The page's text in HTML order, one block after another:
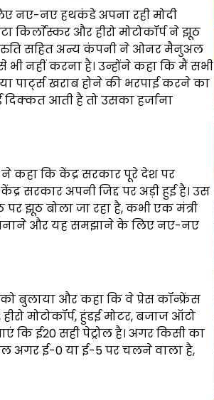
नए-नए हथकंडे अपना रही मोदी
और हीरो मोटोकॉर्प ने झूठ
सहित अन्य कंपनी ने ओनर मैनुअल
नहीं करना है। उन्होंने कहा कि मैं सभी
पार्ट्स खराब होने की भरपाई करने का
आती है तो उसका हर्जाना
ने कहा कि केंद्र सरकार पूरे देश पर
सरकार अपनी जिद्द पर अड़ी हुई है। उस
झूठ बोला जा रहा है, कभी एक मंत्री
मनाने और यह समझाने के लिए नए-नए
बुलाया और कहा कि वे प्रेस कॉन्फ्रेंस
मोटोकॉर्प, हुंडई मोटर, बजाज ऑटो
ई20 सही पेट्रोल है। अगर किसी का
अगर ई-0 या ई-5 पर चलने वाला है,